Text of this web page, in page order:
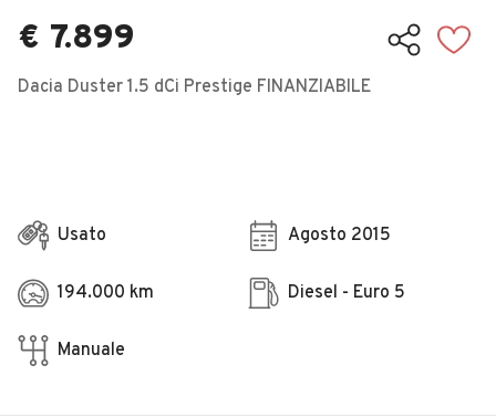
€ 7.899
Dacia Duster 1.5 dCi Prestige FINANZIABILE
Usato Agosto 2015
194.000 km Diesel - Euro 5
Manuale